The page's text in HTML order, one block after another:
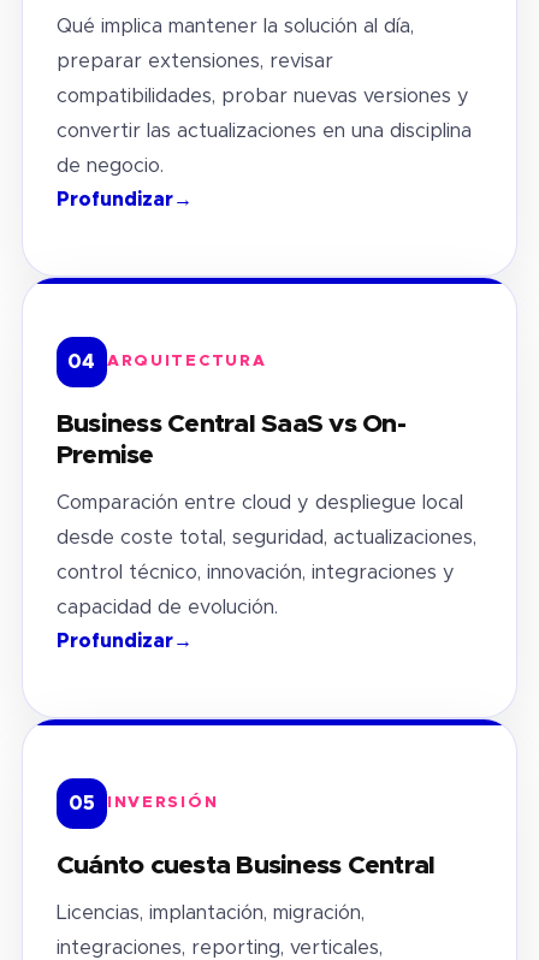
Qué implica mantener la solución al día,
preparar extensiones, revisar
compatibilidades, probar nuevas versiones y
convertir las actualizaciones en una disciplina
de negocio.
Profundizar→
04 ARQUITECTURA
Business Central SaaS vs On-
Premise
Comparación entre cloud y despliegue local
desde coste total, seguridad, actualizaciones,
control técnico, innovación, integraciones y
capacidad de evolución.
Profundizar→
05 INVERSIÓN
Cuánto cuesta Business Central
Licencias, implantación, migración,
integraciones, reporting, verticales,